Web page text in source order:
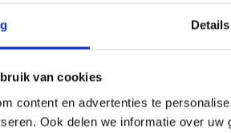
Details
van cookies
content en advertenties te
Ook delen we informatie over